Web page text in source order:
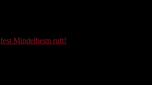
Mindelheim ruft!